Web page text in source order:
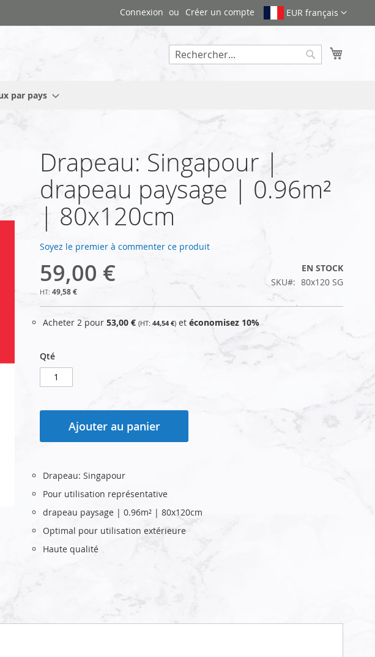
EUR français
Connexion Créer un compte
par pays
Drapeau: Singapour |
drapeau paysage | 0.96m²
| 80x120cm
Soyez le premier à commenter ce produit
59,00 €
49,58 €
EN STOCK
SKU
80x120 SG
Acheter 2 pour 53,00 € 44,54 € et économisez 10%
Qté
Ajouter au panier
Drapeau: Singapour
Pour utilisation représentative
drapeau paysage | 0.96m² | 80x120cm
Optimal pour utilisation extérieure
Haute qualité